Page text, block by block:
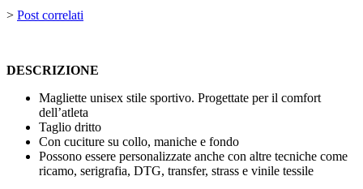
> Post correlati
DESCRIZIONE
Magliette unisex stile sportivo. Progettate per il comfort
dell’atleta
Taglio dritto
Con cuciture su collo, maniche e fondo
Possono essere personalizzate anche con altre tecniche come
ricamo, serigrafia, DTG, transfer, strass e vinile tessile